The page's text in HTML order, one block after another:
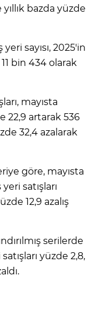
bazda yüzde
sayısı, 2025'in
11 bin 434 olarak
mayısta
22,9 artarak 536
32,4 azalarak
göre, mayısta
yeri satışları
12,9 azalış
serilerde
yüzde 2,8,